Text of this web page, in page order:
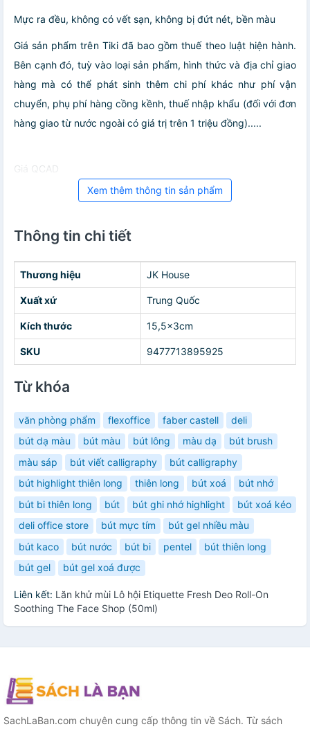
Mực ra đều, không có vết sạn, không bị đứt nét, bền màu
Giá sản phẩm trên Tiki đã bao gồm thuế theo luật hiện hành.
Bên cạnh đó, tuỳ vào loại sản phẩm, hình thức và địa chỉ giao
hàng mà có thể phát sinh thêm chi phí khác như phí vận
chuyển, phụ phí hàng cồng kềnh, thuế nhập khẩu (đối với đơn
hàng giao từ nước ngoài có giá trị trên 1 triệu đồng).....
Giá QCAD
Xem thêm thông tin sản phẩm
Thông tin chi tiết
Thương hiệu JK House
Xuất xứ Trung Quốc
Kích thước 15,5x3cm
SKU 9477713895925
Từ khóa
văn phòng phẩm flexoffice faber castell
deli
bút dạ màu
bút màu bút lông màu dạ
bút brush
màu sáp
bút viết calligraphy
bút calligraphy
bút highlight thiên long
thiên long bút xoá
bút nhớ
bút bi thiên long
bút bút ghi nhớ highlight
bút xoá kéo
deli office store
bút mực tím
bút gel nhiều màu
bút kaco
bút nước bút bi pentel
bút thiên long
bút gel
bút gel xoá được
Liên kết: Lăn khử mùi Lô hội Etiquette Fresh Deo Roll-On
Soothing The Face Shop (50ml)
SachLaBan.com chuyên cung cấp thông tin về Sách. Từ sách